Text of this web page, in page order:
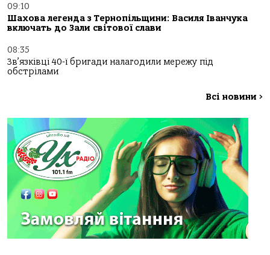
09:10
Шахова легенда з Тернопільщини: Василя Іванчука
включать до Зали світової слави
08:35
Зв’язківці 40-ї бригади налагодили мережу під
обстрілами
Всі новини >